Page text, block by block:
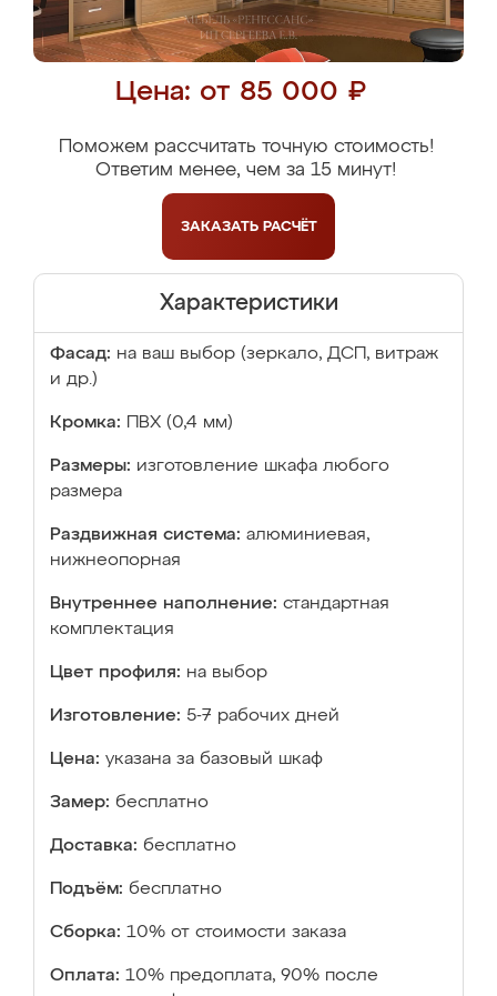
Цена: от 85 000 ₽
Поможем рассчитать точную стоимость!
Ответим менее, чем за 15 минут!
ЗАКАЗАТЬ РАСЧЁТ
Характеристики
Фасад: на ваш выбор (зеркало, ДСП, витраж
и др.)
Кромка: ПВХ (0,4 мм)
Размеры: изготовление шкафа любого
размера
Раздвижная система: алюминиевая,
нижнеопорная
Внутреннее наполнение: стандартная
комплектация
Цвет профиля: на выбор
Изготовление: 5-7 рабочих дней
Цена: указана за базовый шкаф
Замер: бесплатно
Доставка: бесплатно
Подъём: бесплатно
Сборка: 10% от стоимости заказа
Оплата: 10% предоплата, 90% после